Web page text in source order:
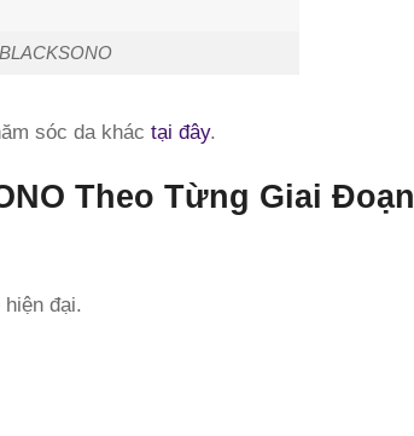
sóc da khác tại đây.
Theo Từng Giai Đoạn
đại.